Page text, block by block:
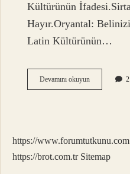
Kültürünün
Hayır.Oryantal:
Latin Kültürünün…
Devamını okuyunBir
Modern
https://www.forumtutkunu.com
https://brot.com.tr Sitemap